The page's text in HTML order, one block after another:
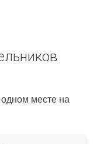
месте на